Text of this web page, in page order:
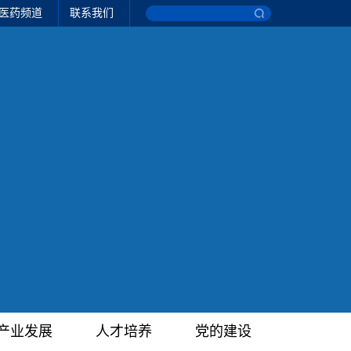
药频道 联系我们
业发展 人才培养 党的建设